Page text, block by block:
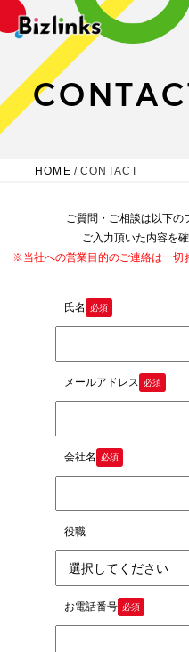
HOME / CONTACT
ご質問・ご相談は以下の
ご入力頂いた内容を
※当社への営業目的のご連絡は一切
氏名 必須
メールアドレス 必須
会社名 必須
役職
お電話番号 必須